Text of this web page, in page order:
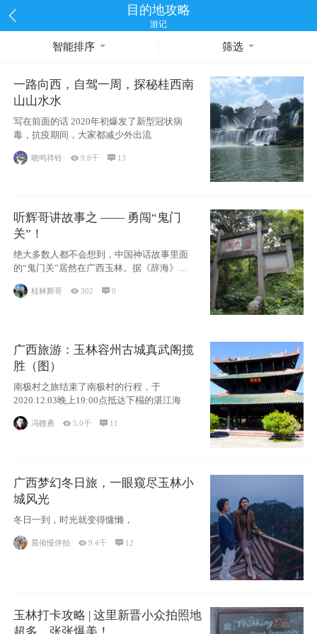
目的地攻略
游记
智能排序 筛选
一路向西，自驾一周，探秘桂西南
山山水水
写在前面的话 2020年初爆发了新型冠状病
毒，抗疫期间，大家都减少外出流
晓鸣祥铃 9.8千  13
听辉哥讲故事之 —— 勇闯“鬼门
关”！
绝大多数人都不会想到，中国神话故事里面
的“鬼门关”居然在广西玉林。据《辞海》记
桂林辉哥  302 0
广西旅游：玉林容州古城真武阁揽
胜（图）
南极村之旅结束了南极村的行程，于
2020.12.03晚上19:00点抵达下榻的湛江海
冯赣勇 5.0千  11
广西梦幻冬日旅，一眼窥尽玉林小
城风光
冬日一到，时光就变得慵懒，
晨侑慢伴拍 9.4千  12
玉林打卡攻略 | 这里新晋小众拍照地